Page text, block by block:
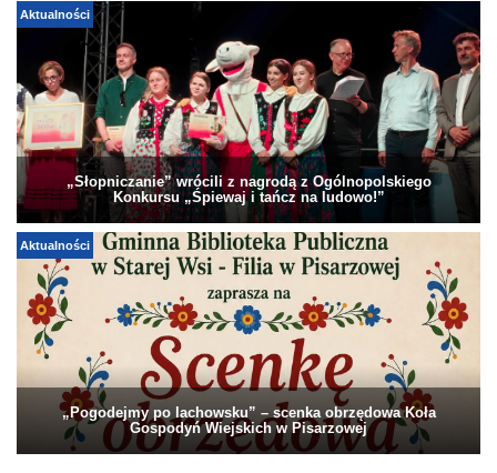
Aktualności
„Słopniczanie” wrócili z nagrodą z Ogólnopolskiego
Konkursu „Śpiewaj i tańcz na ludowo!”
Aktualności
„Pogodejmy po lachowsku” – scenka obrzędowa Koła
Gospodyń Wiejskich w Pisarzowej